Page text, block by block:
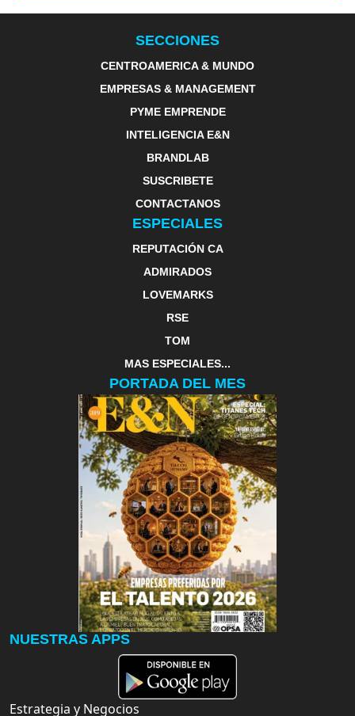
SECCIONES
CENTROAMERICA & MUNDO
EMPRESAS & MANAGEMENT
PYME EMPRENDE
INTELIGENCIA E&N
BRANDLAB
SUSCRIBETE
CONTACTANOS
ESPECIALES
REPUTACIÓN CA
ADMIRADOS
LOVEMARKS
RSE
TOM
MAS ESPECIALES...
PORTADA DEL MES
NUESTRAS APPS
Estrategia y Negocios